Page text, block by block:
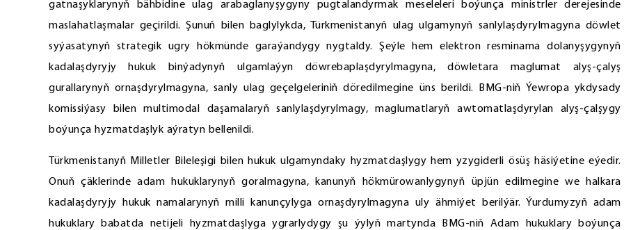
gatnaşyklarynyň bähbidine ulag arabaglanyşygyny pugtalandyrmak meseleleri boýunça ministrler derejesinde
maslahatlaşmalar geçirildi. Şunuň bilen baglylykda, Türkmenistanyň ulag ulgamynyň sanlylaşdyrylmagyna döwlet
syýasatynyň strategik ugry hökmünde garaýandygy nygtaldy. Şeýle hem elektron resminama dolanyşygynyň
kadalaşdyryjy hukuk binýadynyň ulgamlaýyn döwrebaplaşdyrylmagyna, döwletara maglumat alyş-çalyş
gurallarynyň ornaşdyrylmagyna, sanly ulag geçelgeleriniň döredilmegine üns berildi. BMG-niň Ýewropa ykdysady
komissiýasy bilen multimodal daşamalaryň sanlylaşdyrylmagy, maglumatlaryň awtomatlaşdyrylan alyş-çalşygy
boýunça hyzmatdaşlyk aýratyn bellenildi.
Türkmenistanyň Milletler Bileleşigi bilen hukuk ulgamyndaky hyzmatdaşlygy hem yzygiderli ösüş häsiýetine eýedir.
Onuň çäklerinde adam hukuklarynyň goralmagyna, kanunyň hökmürowanlygynyň üpjün edilmegine we halkara
kadalaşdyryjy hukuk namalarynyň milli kanunçylyga ornaşdyrylmagyna uly ähmiýet berilýär. Ýurdumyzyň adam
hukuklary babatda netijeli hyzmatdaşlyga ygrarlydygy şu ýylyň martynda BMG-niň Adam hukuklary boýunça